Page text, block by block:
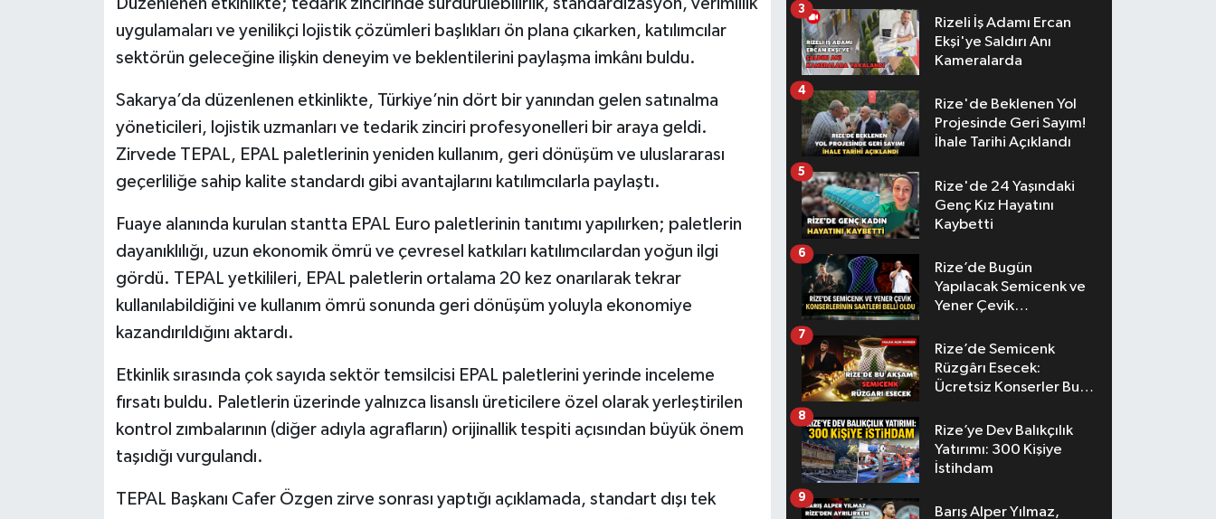
Düzenlenen etkinlikte; tedarik zincirinde sürdürülebilirlik, standardizasyon, verimlilik
uygulamaları ve yenilikçi lojistik çözümleri başlıkları ön plana çıkarken, katılımcılar
sektörün geleceğine ilişkin deneyim ve beklentilerini paylaşma imkânı buldu.
Sakarya’da düzenlenen etkinlikte, Türkiye’nin dört bir yanından gelen satınalma
yöneticileri, lojistik uzmanları ve tedarik zinciri profesyonelleri bir araya geldi.
Zirvede TEPAL, EPAL paletlerinin yeniden kullanım, geri dönüşüm ve uluslararası
geçerliliğe sahip kalite standardı gibi avantajlarını katılımcılarla paylaştı.
Fuaye alanında kurulan stantta EPAL Euro paletlerinin tanıtımı yapılırken; paletlerin
dayanıklılığı, uzun ekonomik ömrü ve çevresel katkıları katılımcılardan yoğun ilgi
gördü. TEPAL yetkilileri, EPAL paletlerin ortalama 20 kez onarılarak tekrar
kullanılabildiğini ve kullanım ömrü sonunda geri dönüşüm yoluyla ekonomiye
kazandırıldığını aktardı.
Etkinlik sırasında çok sayıda sektör temsilcisi EPAL paletlerini yerinde inceleme
fırsatı buldu. Paletlerin üzerinde yalnızca lisanslı üreticilere özel olarak yerleştirilen
kontrol zımbalarının (diğer adıyla agrafların) orijinallik tespiti açısından büyük önem
taşıdığı vurgulandı.
TEPAL Başkanı Cafer Özgen zirve sonrası yaptığı açıklamada, standart dışı tek
Rizeli İş Adamı Ercan
Ekşi'ye Saldırı Anı
Kameralarda
3
Rize'de Beklenen Yol
Projesinde Geri Sayım!
İhale Tarihi Açıklandı
4
Rize'de 24 Yaşındaki
Genç Kız Hayatını
Kaybetti
5
Rize’de Bugün
Yapılacak Semicenk ve
Yener Çevik
Belli Oldu
6
Rize’de Semicenk
Rüzgârı Esecek:
Ücretsiz Konserler Bu
7
Rize’ye Dev Balıkçılık
Yatırımı: 300 Kişiye
İstihdam
8
Barış Alper Yılmaz,
9